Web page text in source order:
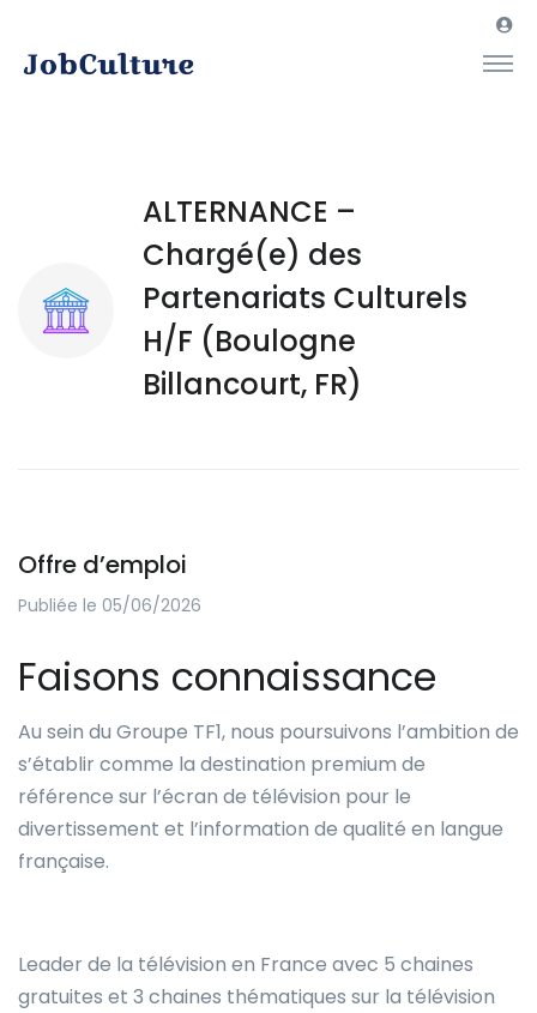
ALTERNANCE –
Chargé(e) des
Partenariats Culturels
H/F (Boulogne
Billancourt, FR)
Offre d’emploi
Publiée le 05/06/2026
Faisons connaissance
Au sein du Groupe TF1, nous poursuivons l’ambition de
s’établir comme la destination premium de
référence sur l’écran de télévision pour le
divertissement et l’information de qualité en langue
française.
Leader de la télévision en France avec 5 chaines
gratuites et 3 chaines thématiques sur la télévision